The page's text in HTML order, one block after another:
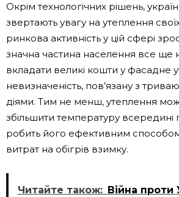
Окрім технологічних рішень,
звертають увагу на утеплення
ринкова активність у цій сфері
значна частина населення все ще
вкладати великі кошти у фасадне
невизначеність, пов’язану з
діями. Тим не менш, утеплення
збільшити температуру
робить його ефективним
витрат на обігрів взимку.
Читайте також: Війна проти